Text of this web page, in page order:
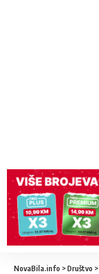
NovaBila.info >Društvo >